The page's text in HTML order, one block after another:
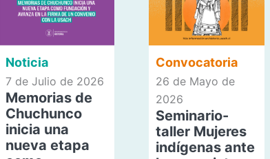
Noticia
7 de Julio de 2026
Memorias de
Chuchunco
inicia una
nueva etapa
Convocatoria
26 de Mayo de
2026
Seminario-
taller Mujeres
indígenas ante